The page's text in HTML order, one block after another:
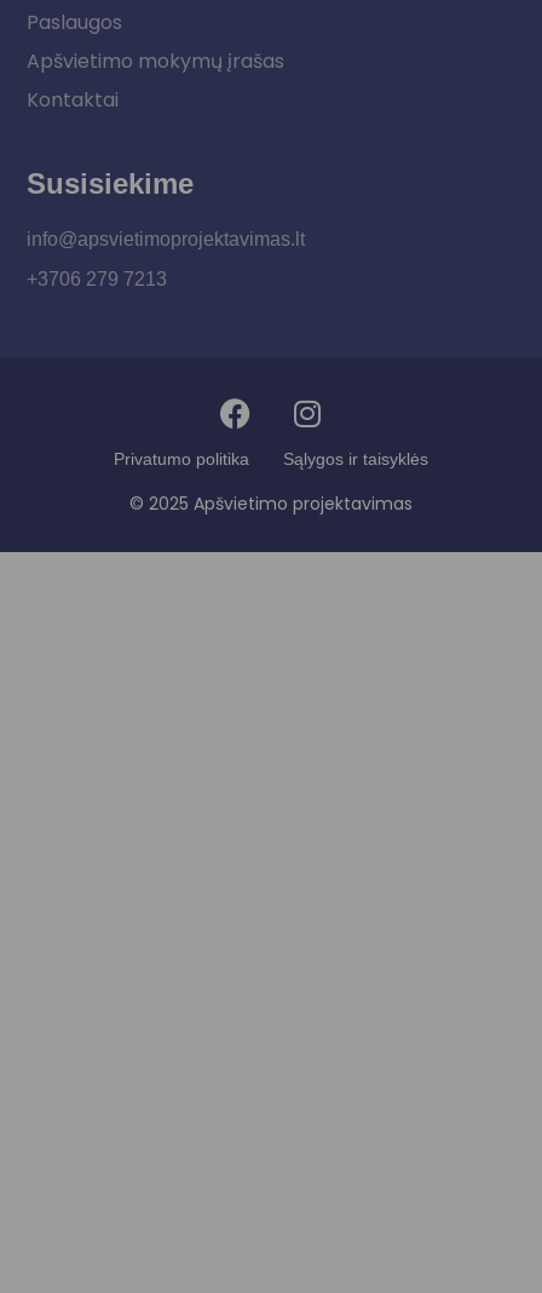
Paslaugos
Apšvietimo mokymų įrašas
Kontaktai
Susisiekime
info@apsvietimoprojektavimas.lt
+3706 279 7213
Privatumo politika Sąlygos ir taisyklės
© 2025 Apšvietimo projektavimas